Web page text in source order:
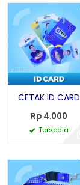
CETAK ID CARD
Rp 4.000
Tersedia